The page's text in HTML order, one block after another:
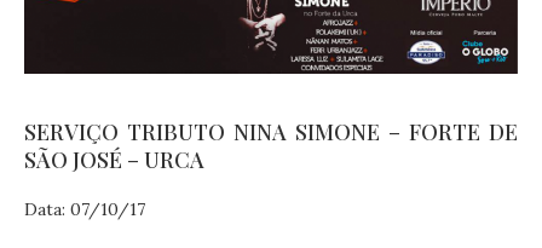
SERVIÇO TRIBUTO NINA SIMONE – FORTE DE
SÃO JOSÉ – URCA
Data: 07/10/17